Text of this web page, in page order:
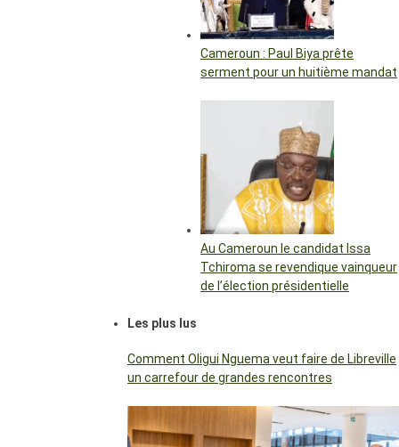
Cameroun : Paul Biya prête
serment pour un huitième mandat
Au Cameroun le candidat Issa
Tchiroma se revendique vainqueur
de l’élection présidentielle
Les plus lus
Comment Oligui Nguema veut faire de Libreville
un carrefour de grandes rencontres